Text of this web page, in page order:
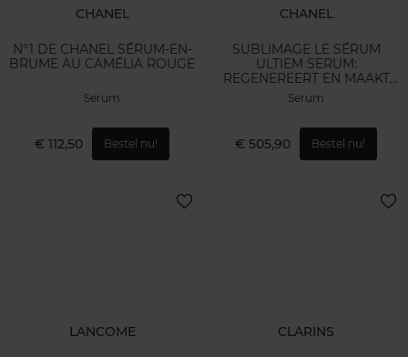
CHANEL
N°1 DE CHANEL SÉRUM-EN-
BRUME AU CAMÉLIA ROUGE
Serum
€ 112,50 Bestel nu!
CHANEL
SUBLIMAGE LE SÉRUM
ULTIEM SERUM:
REGENEREERT EN MAAKT
DICHTER
Serum
€ 505,90 Bestel nu!
LANCOME CLARINS